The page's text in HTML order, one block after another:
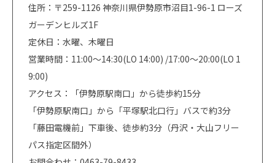
住所：〒259-1126 神奈川県伊勢原市沼目1-96-1 ローズ
ガーデンヒルズ1F
定休日：水曜、木曜日
営業時間：11:00～14:30(LO 14:00) /17:00～20:00(LO 1
9:00)
アクセス：「伊勢原駅南口」から徒歩約15分
「伊勢原駅南口」から「平塚駅北口行」バスで約3分
「藤田電機前」下車後、徒歩約3分（丹沢・大山フリー
パス指定区間外）